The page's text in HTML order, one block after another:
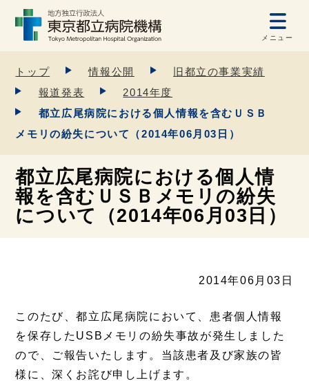
メニュー
トップ 情報公開
旧都立の事業実績
報道発表
2014年度
都立広尾病院における個人情報を含むＵＳＢ
メモリの紛失について（2014年06月03日）
都立広尾病院における個人情
報を含むＵＳＢメモリの紛失
について（2014年06月03日）
2014年06月03日
このたび、都立広尾病院において、患者個人情報
を保存したUSBメモリの紛失事故が発生しました
ので、ご報告いたします。当該患者及び家族の皆
様に、深くお詫び申し上げます。